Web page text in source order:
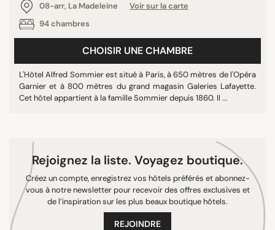
08-arr, La Madeleine
Voir sur la carte
94 chambres
CHOISIR UNE CHAMBRE
L'Hôtel Alfred Sommier est situé à Paris, à 650 mètres de l'Opéra
Garnier et à 800 mètres du grand magasin Galeries Lafayette.
Cet hôtel appartient à la famille Sommier depuis 1860. Il ...
Rejoignez la liste. Voyagez boutique.
Créez un compte, enregistrez vos hôtels préférés et abonnez-
vous à notre newsletter pour recevoir des offres exclusives et
de l’inspiration sur les plus beaux boutique hôtels.
REJOINDRE